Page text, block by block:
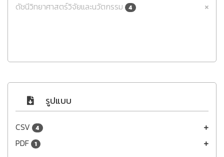
ดัชนีวิทยาศาสตร์วิจัยและนวัตกรรม 4
รูปแบบ
CSV 4
PDF 1